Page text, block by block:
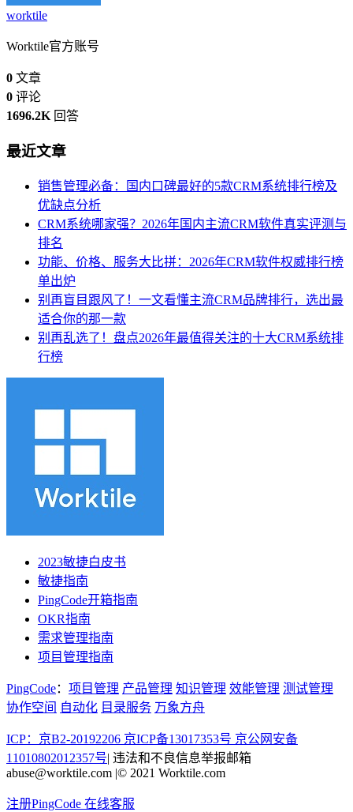
worktile
Worktile官方账号
0 文章
0 评论
1696.2K 回答
最近文章
销售管理必备：国内口碑最好的5款CRM系统排行榜及
优缺点分析
CRM系统哪家强？2026年国内主流CRM软件真实评测与
排名
功能、价格、服务大比拼：2026年CRM软件权威排行榜
单出炉
别再盲目跟风了！一文看懂主流CRM品牌排行，选出最
适合你的那一款
别再乱选了！盘点2026年最值得关注的十大CRM系统排
行榜
2023敏捷白皮书
敏捷指南
PingCode开箱指南
OKR指南
需求管理指南
项目管理指南
PingCode： 项目管理 产品管理 知识管理 效能管理 测试管理
协作空间 自动化 目录服务 万象方舟
ICP：京B2-20192206 京ICP备13017353号 京公网安备
11010802012357号| 违法和不良信息举报邮箱
abuse@worktile.com |© 2021 Worktile.com
注册PingCode 在线客服